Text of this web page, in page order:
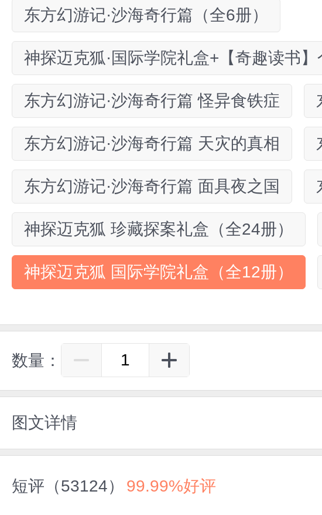
东方幻游记·沙海奇行篇（全6册）
神探迈克狐·国际学院礼盒+【奇趣读书
东方幻游记·沙海奇行篇 怪异食铁症
东方幻游记·沙海奇行篇 天灾的真相
东方幻游记·沙海奇行篇 面具夜之国
神探迈克狐 珍藏探案礼盒（全24册）
神探迈克狐 国际学院礼盒（全12册）
数量：
图文详情
短评（53124） 99.99%好评